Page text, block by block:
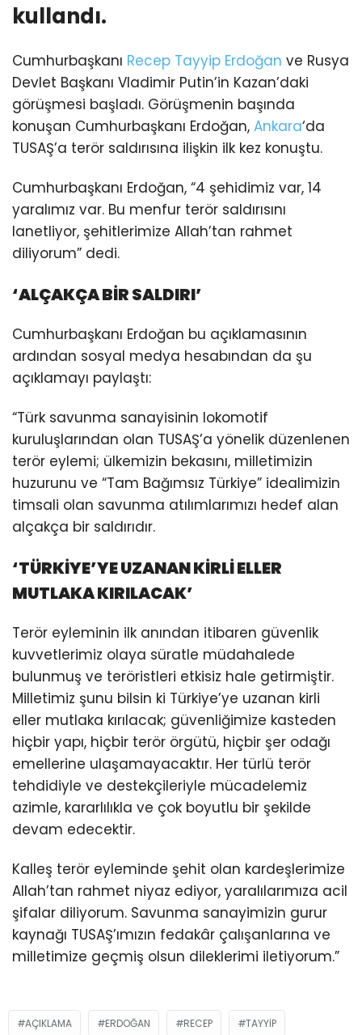
kullandı.
Cumhurbaşkanı Recep Tayyip Erdoğan ve Rusya
Devlet Başkanı Vladimir Putin’in Kazan’daki
görüşmesi başladı. Görüşmenin başında
konuşan Cumhurbaşkanı Erdoğan, Ankara‘da
TUSAŞ’a terör saldırısına ilişkin ilk kez konuştu.
Cumhurbaşkanı Erdoğan, “4 şehidimiz var, 14
yaralımız var. Bu menfur terör saldırısını
lanetliyor, şehitlerimize Allah’tan rahmet
diliyorum” dedi.
‘ALÇAKÇA BİR SALDIRI’
Cumhurbaşkanı Erdoğan bu açıklamasının
ardından sosyal medya hesabından da şu
açıklamayı paylaştı:
“Türk savunma sanayisinin lokomotif
kuruluşlarından olan TUSAŞ’a yönelik düzenlenen
terör eylemi; ülkemizin bekasını, milletimizin
huzurunu ve “Tam Bağımsız Türkiye” idealimizin
timsali olan savunma atılımlarımızı hedef alan
alçakça bir saldırıdır.
‘TÜRKİYE’YE UZANAN KİRLİ ELLER
MUTLAKA KIRILACAK’
Terör eyleminin ilk anından itibaren güvenlik
kuvvetlerimiz olaya süratle müdahalede
bulunmuş ve teröristleri etkisiz hale getirmiştir.
Milletimiz şunu bilsin ki Türkiye’ye uzanan kirli
eller mutlaka kırılacak; güvenliğimize kasteden
hiçbir yapı, hiçbir terör örgütü, hiçbir şer odağı
emellerine ulaşamayacaktır. Her türlü terör
tehdidiyle ve destekçileriyle mücadelemiz
azimle, kararlılıkla ve çok boyutlu bir şekilde
devam edecektir.
Kalleş terör eyleminde şehit olan kardeşlerimize
Allah’tan rahmet niyaz ediyor, yaralılarımıza acil
şifalar diliyorum. Savunma sanayimizin gurur
kaynağı TUSAŞ’ımızın fedakâr çalışanlarına ve
milletimize geçmiş olsun dileklerimi iletiyorum.”
AÇIKLAMA ERDOĞAN RECEP TAYYIP